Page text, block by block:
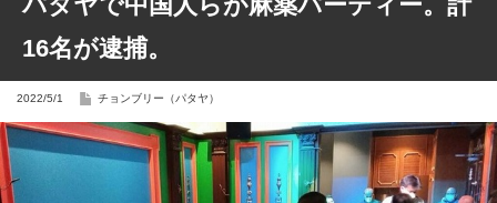
16名が逮捕。
2022/5/1 チョンブリー（パタヤ）